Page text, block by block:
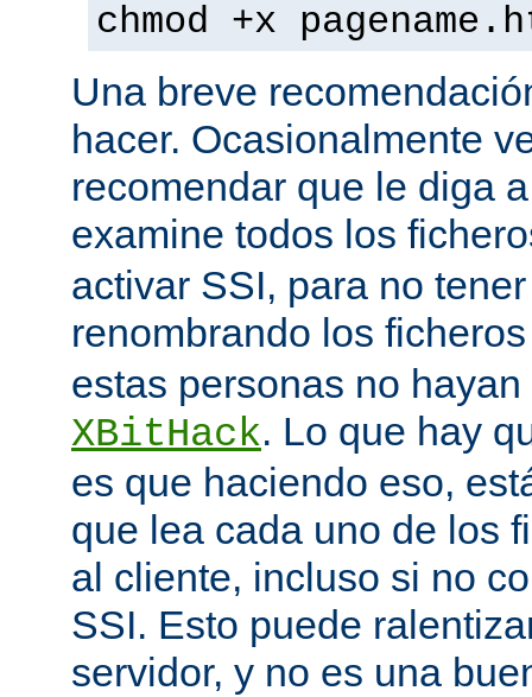
chmod +x
Una breve
hacer. Ocasionalmente
recomendar que le diga
examine todos los
activar SSI, para no
renombrando los
estas personas no
XBitHack. Lo que hay
es que haciendo eso,
que lea cada uno de los
al cliente, incluso si no
SSI. Esto puede
servidor, y no es una